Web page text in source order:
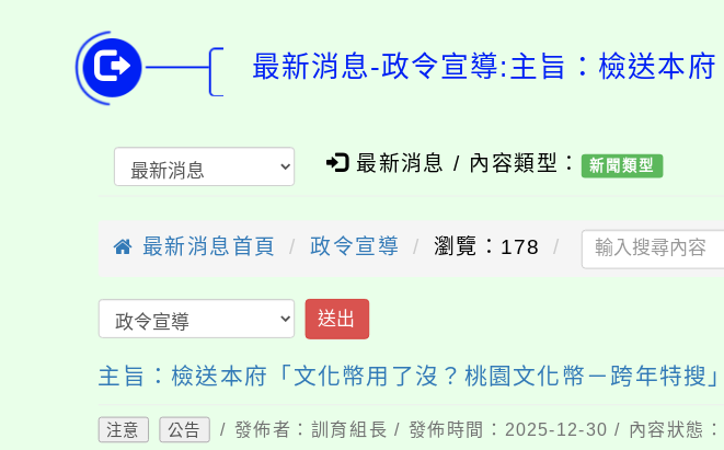
最新消息-政令宣導:主旨：檢送本
最新消息 / 內容類型： 新聞類型
最新消息首頁 政令宣導 瀏覽：178
送出
主旨：檢送本府「文化幣用了沒？桃園文化幣－跨年特搜
注意 公告 / 發佈者：訓育組長 / 發佈時間：2025-12-30 / 內容狀態